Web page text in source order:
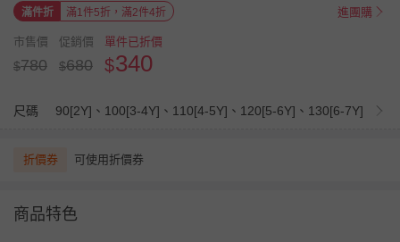
滿件折 滿1件5折，滿2件4折 進團購
市售價
$780
促銷價
$680
單件已折價
$340
尺碼 90[2Y]、100[3-4Y]、110[4-5Y]、120[5-6Y]、130[6-7Y]
折價券 可使用折價券
商品特色